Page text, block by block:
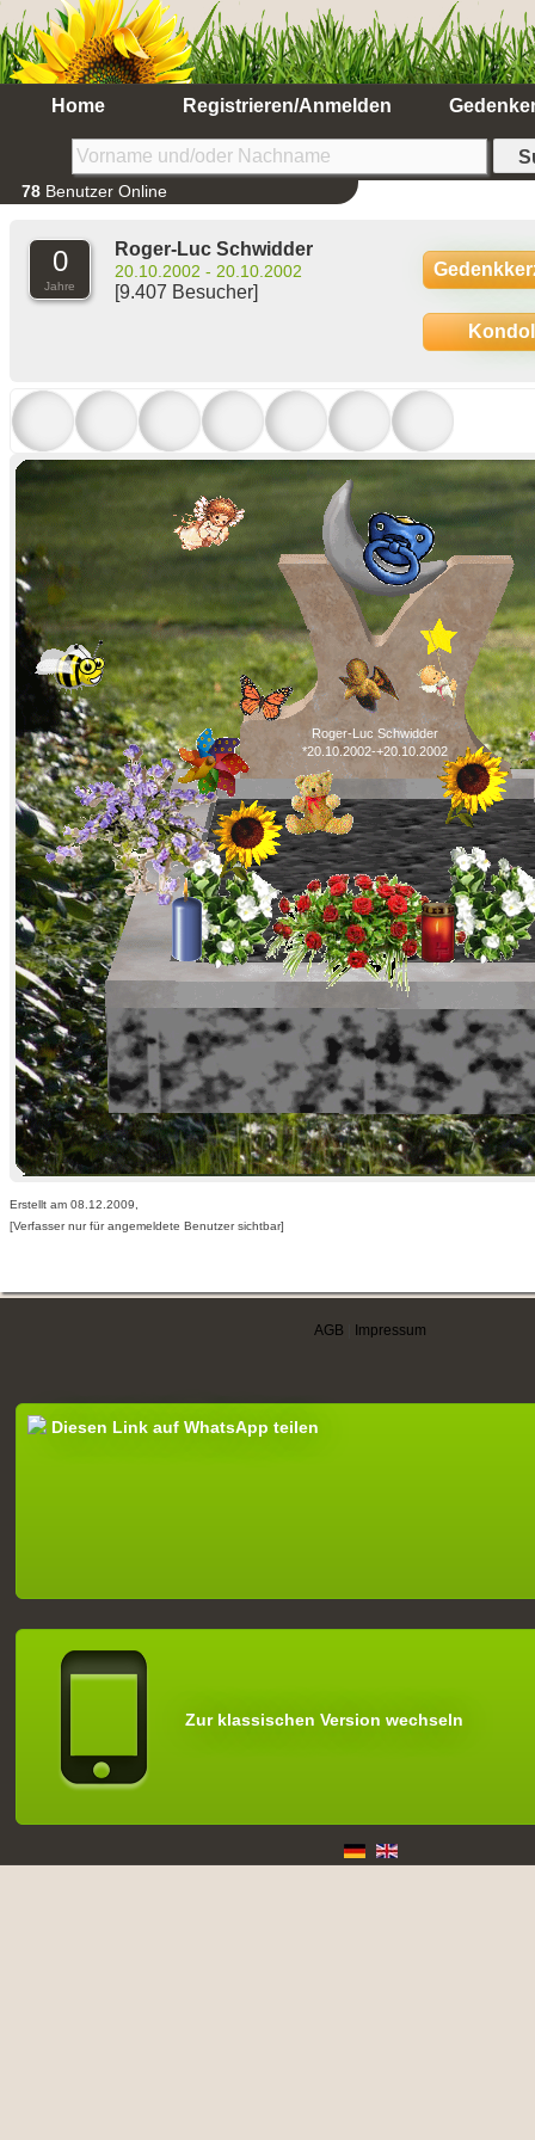
Home Registrieren/Anmelden
78 Benutzer Online
0
Jahre
Roger-Luc Schwidder
20.10.2002 - 20.10.2002
[9.407 Besucher]
Roger-Luc Schwidder
*20.10.2002-+20.10.2002
Erstellt am 08.12.2009,
[Verfasser nur für angemeldete Benutzer sichtbar]
AGB Impressum
Diesen Link auf WhatsApp teilen
Zur klassischen Version wechseln